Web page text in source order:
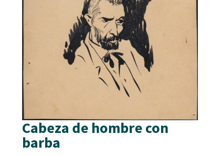
Cabeza de hombre con
barba